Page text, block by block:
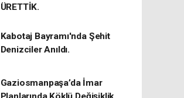
ÜRETTİK.
Kabotaj Bayramı'nda Şehit
Denizciler Anıldı.
Gaziosmanpaşa’da İmar